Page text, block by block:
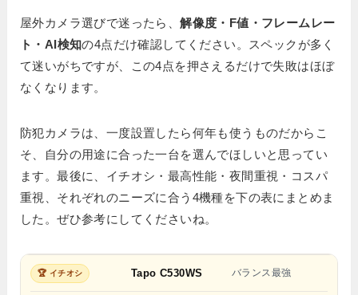
屋外カメラ選びで迷ったら、解像度・F値・フレームレー
ト・AI検知の4点だけ確認してください。スペックが多く
て迷いがちですが、この4点を押さえるだけで失敗はほぼ
なくなります。
防犯カメラは、一度設置したら何年も使うものだからこ
そ、自分の用途に合った一台を選んでほしいと思ってい
ます。最後に、イチオシ・最高性能・夜間重視・コスパ
重視、それぞれのニーズに合う4機種を下の表にまとめま
した。ぜひ参考にしてくださいね。
🏆 イチオシ Tapo C530WS バランス最強